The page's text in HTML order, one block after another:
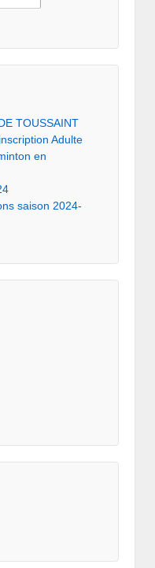
TOUSSAINT
Adulte
en
saison 2024-